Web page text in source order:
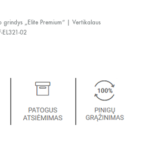
„Elite Premium“ | Vertikalaus
02